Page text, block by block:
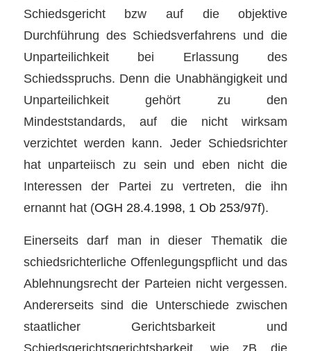
Schiedsgericht bzw auf die objektive
Durchführung des Schiedsverfahrens und die
Unparteilichkeit bei Erlassung des
Schiedsspruchs. Denn die Unabhängigkeit und
Unparteilichkeit gehört zu den
Mindeststandards, auf die nicht wirksam
verzichtet werden kann. Jeder Schiedsrichter
hat unparteiisch zu sein und eben nicht die
Interessen der Partei zu vertreten, die ihn
ernannt hat (OGH 28.4.1998, 1 Ob 253/97f).
Einerseits darf man in dieser Thematik die
schiedsrichterliche Offenlegungspflicht und das
Ablehnungsrecht der Parteien nicht vergessen.
Andererseits sind die Unterschiede zwischen
staatlicher Gerichtsbarkeit und
Schiedsgerichtsgerichtsbarkeit, wie zB die